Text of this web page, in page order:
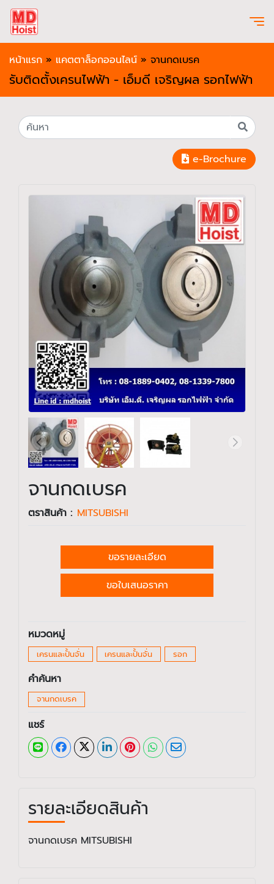
หน้าแรก » แคตตาล็อกออนไลน์ » จานกดเบรค
รับติดตั้งเครนไฟฟ้า - เอ็มดี เจริญผล รอกไฟฟ้า
e-Brochure
จานกดเบรค
ตราสินค้า : MITSUBISHI
ขอรายละเอียด
ขอใบเสนอราคา
หมวดหมู่
เครนและปั้นจั่น เครนและปั้นจั่น รอก
คำค้นหา
จานกดเบรค
แชร์
รายละเอียดสินค้า
จานกดเบรค MITSUBISHI